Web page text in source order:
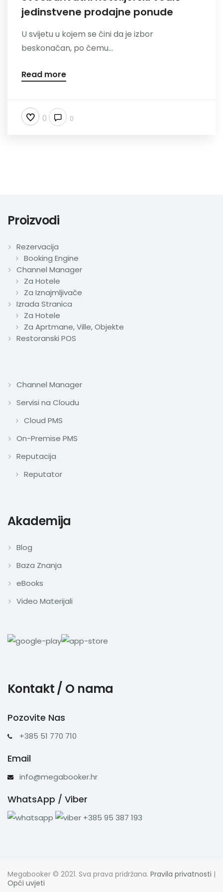
Nazovite
jedinstvene prodajne ponude
U svijetu u kojem se čini da je izbor
beskonačan, po čemu...
Read more
0 0
Proizvodi
Rezervacija
Booking Engine
Channel Manager
Za Hotele
Za Iznajmljivače
Izrada Stranica
Za Hotele
Za Aprtmane, Ville, Objekte
Restoranski POS
Channel Manager
Servisi na Cloudu
Cloud PMS
On-Premise PMS
Reputacija
Reputator
Akademija
Blog
Baza Znanja
eBooks
Video Materijali
Kontakt / O nama
Pozovite Nas
+385 51 770 710
Email
info@megabooker.hr
WhatsApp / Viber
+385 95 387 193
Megabooker © 2021. Sva prava pridržana. Pravila privatnosti |
Opći uvjeti